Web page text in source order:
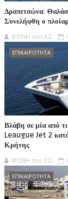
Δραπετσώνα:
Συνελήφθη ο
ΦΩΝΗ του Λ.Σ.
ΕΠΙΚΑΙΡΟΤΗΤΑ
Βλάβη σε μία από
Leaugue Jet 2
Κρήτης
ΦΩΝΗ του Λ.Σ.
ΕΠΙΚΑΙΡΟΤΗΤΑ